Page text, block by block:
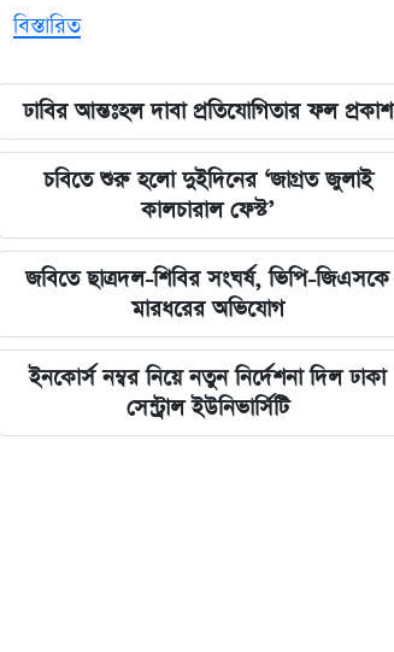
বিস্তারিত
ঢাবির আন্তঃহল দাবা প্রতিযোগিতার ফল প্রকাশ
চবিতে শুরু হলো দুইদিনের ‘জাগ্রত জুলাই
কালচারাল ফেস্ট’
জবিতে ছাত্রদল-শিবির সংঘর্ষ, ভিপি-জিএসকে
মারধরের অভিযোগ
ইনকোর্স নম্বর নিয়ে নতুন নির্দেশনা দিল ঢাকা
সেন্ট্রাল ইউনিভার্সিটি